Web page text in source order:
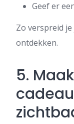
Geef er
Zo verspreid
ontdekken.
5. Maak